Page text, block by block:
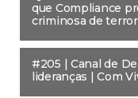
que Compliance
criminosa de
#205 | Canal de
lideranças | Com